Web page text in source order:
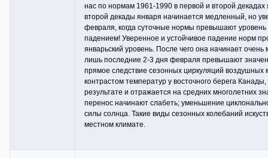
нас по нормам 1961-1990 в первой и второй
второй декады января начинается медленный, но
февраля, когда суточные нормы превышают
падением! Уверенное и устойчивое падение норм
январьский уровень. После чего она начинает
лишь последние 2-3 дня февраля превышают
прямое следствие сезонных циркуляций воздушных
контрастом температур у восточного берега
результате и отражается на средних многолетних
перенос начинают слабеть; уменьшение
силы солнца. Такие виды сезонных колебаний
местном климате.